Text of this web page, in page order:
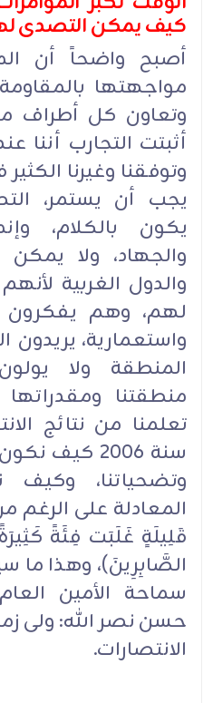
کیف یمکن التصدی
أصبح واضحاً أن
مواجهتها
وتعاون کل أطراف
أثبتت التجارب أننا
وتوفقنا وغیرنا
یجب أن یستمر،
یکون بالکلام،
والجهاد، ولا یمکن
والدول الغربیة
لهم، وهم یفکرون
واستعماریة، یریدون
المنطقة ولا
منطقتنا
تعلمنا من نتائج
سنة 2006
وتضحیاتنا،
المعادلة على الرغم
قَلِیلَةٍ غَلَبَت فِئَةً
الصَّابِرِینَ)، وهذا ما
سماحة الأمین
حسن نصر الله: ولى
الانتصارات.